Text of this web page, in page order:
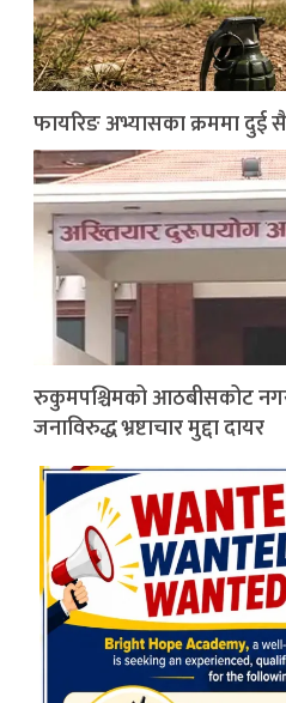
फायरिङ अभ्यासका क्रममा दुई
रुकुमपश्चिमको आठबीसकोट
जनाविरुद्ध भ्रष्टाचार मुद्दा दायर